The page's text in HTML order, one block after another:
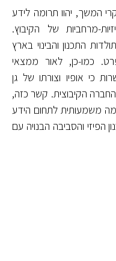
המשך, יהוו תרומה לידע
מרחביות של הקיבוץ.
התכנון והבינוי בארץ
כמו-כן, לאור ממצאי
כי אופיו וצורתו של גן
החברה הקיבוצית. קשר כזה,
משמעותית לתחום הידע
הפיזי והסביבה הבנויה עם